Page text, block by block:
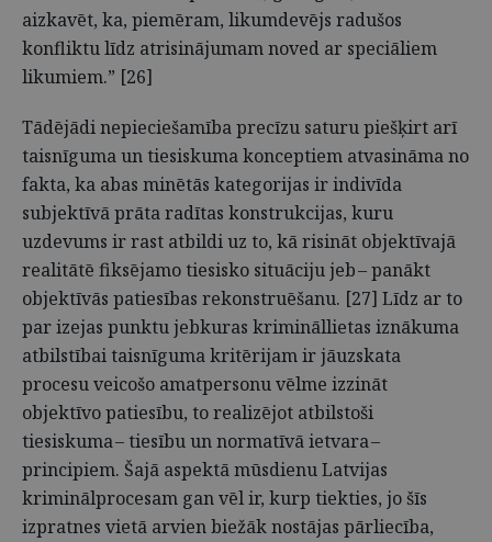
aizkavēt, ka, piemēram, likumdevējs radušos
konfliktu līdz atrisinājumam noved ar speciāliem
likumiem.” [26]
Tādējādi nepieciešamība precīzu saturu piešķirt arī
taisnīguma un tiesiskuma konceptiem atvasināma no
fakta, ka abas minētās kategorijas ir indivīda
subjektīvā prāta radītas konstrukcijas, kuru
uzdevums ir rast atbildi uz to, kā risināt objektīvajā
realitātē fiksējamo tiesisko situāciju jeb – panākt
objektīvās patiesības rekonstruēšanu. [27] Līdz ar to
par izejas punktu jebkuras krimināllietas iznākuma
atbilstībai taisnīguma kritērijam ir jāuzskata
procesu veicošo amatpersonu vēlme izzināt
objektīvo patiesību, to realizējot atbilstoši
tiesiskuma – tiesību un normatīvā ietvara –
principiem. Šajā aspektā mūsdienu Latvijas
kriminālprocesam gan vēl ir, kurp tiekties, jo šīs
izpratnes vietā arvien biežāk nostājas pārliecība,